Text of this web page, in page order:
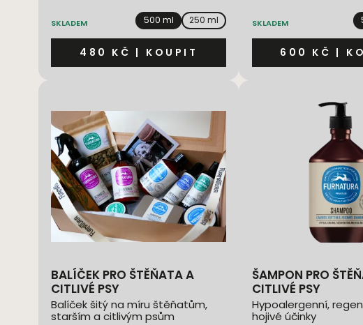
SKLADEM 500 ml 250 ml
480 KČ | KOUPIT
SKLADEM
600 KČ |
BALÍČEK PRO ŠTĚŇATA A
CITLIVÉ PSY
Balíček šitý na míru štěňatům,
starším a citlivým psům
ŠAMPON PRO ŠTĚŇATA A
CITLIVÉ PSY
Hypoalergenní,
hojivé účinky